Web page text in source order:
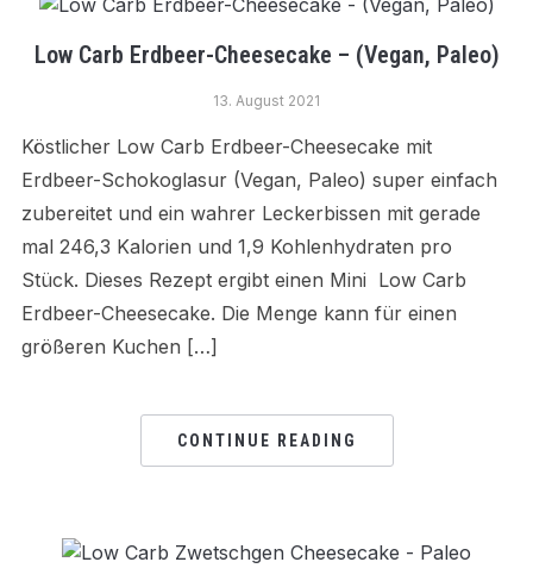
Low Carb Erdbeer-Cheesecake – (Vegan, Paleo)
13. August 2021
Köstlicher Low Carb Erdbeer-Cheesecake mit
Erdbeer-Schokoglasur (Vegan, Paleo) super einfach
zubereitet und ein wahrer Leckerbissen mit gerade
mal 246,3 Kalorien und 1,9 Kohlenhydraten pro
Stück. Dieses Rezept ergibt einen Mini Low Carb
Erdbeer-Cheesecake. Die Menge kann für einen
größeren Kuchen […]
CONTINUE READING